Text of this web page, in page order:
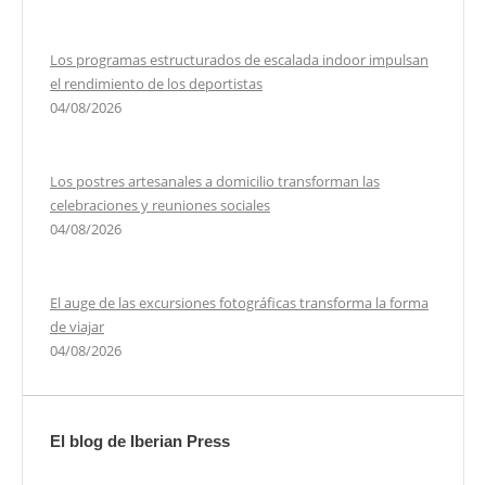
Los programas estructurados de escalada indoor impulsan
el rendimiento de los deportistas
04/08/2026
Los postres artesanales a domicilio transforman las
celebraciones y reuniones sociales
04/08/2026
El auge de las excursiones fotográficas transforma la forma
de viajar
04/08/2026
El blog de Iberian Press